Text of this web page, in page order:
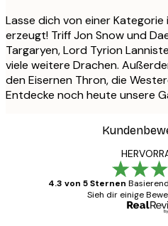
Lasse dich von einer Kategorie
erzeugt! Triff Jon Snow und
Targaryen, Lord Tyrion
viele weitere Drachen.
den Eisernen Thron, die
Entdecke noch heute unsere
4.3 von 5 Sternen
Sieh dir einige